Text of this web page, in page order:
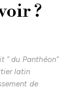
?
” du Panthéon”
latin
de